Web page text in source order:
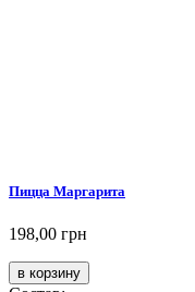
Пицца Маргарита
198,00 грн